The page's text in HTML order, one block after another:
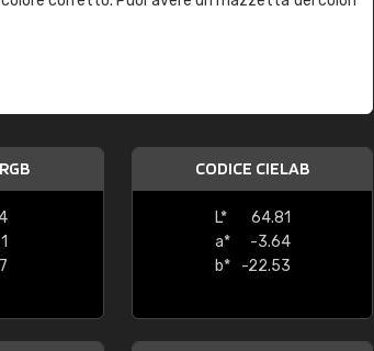
CODICE CIELAB
L*
64.81
a*
-3.64
b*
-22.53